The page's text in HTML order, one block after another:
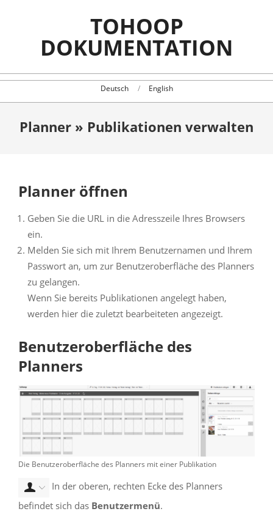
TOHOOP
DOKUMENTATION
Deutsch English
Planner » Publikationen verwalten
Planner öffnen
Geben Sie die URL in die Adresszeile Ihres Browsers
ein.
Melden Sie sich mit Ihrem Benutzernamen und Ihrem
Passwort an, um zur Benutzeroberfläche des Planners
zu gelangen.
Wenn Sie bereits Publikationen angelegt haben,
werden hier die zuletzt bearbeiteten angezeigt.
Benutzeroberfläche des
Planners
Die Benutzeroberfläche des Planners mit einer Publikation
In der oberen, rechten Ecke des Planners
befindet sich das Benutzermenü.